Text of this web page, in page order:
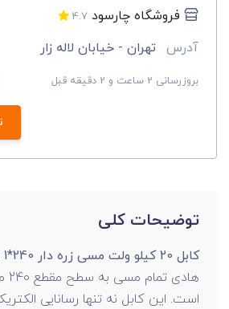
فروشگاه چارسود 4.7
آدرس تهران - خیابان لاله زار
بروزرسانی 2 ساعت و 2 دقیقه قبل
توضیحات کلی
کابل 20 کیلو ولت مسی زره دار 240*1 متال
است. این کابل نه تنها رسانایی